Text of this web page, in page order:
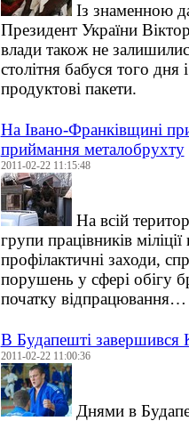
Із знаменною
Президент України
влади також не
столітня бабуся того дня
продуктові пакети.
На Івано-Франківщині
приймання металобрухту
2011-02-22 11:15:48
На всій
групи працівників
профілактичні заходи,
порушень у сфері обігу
початку відпрацювання…
В Будапешті завершився
2011-02-22 11:00:36
Днями в